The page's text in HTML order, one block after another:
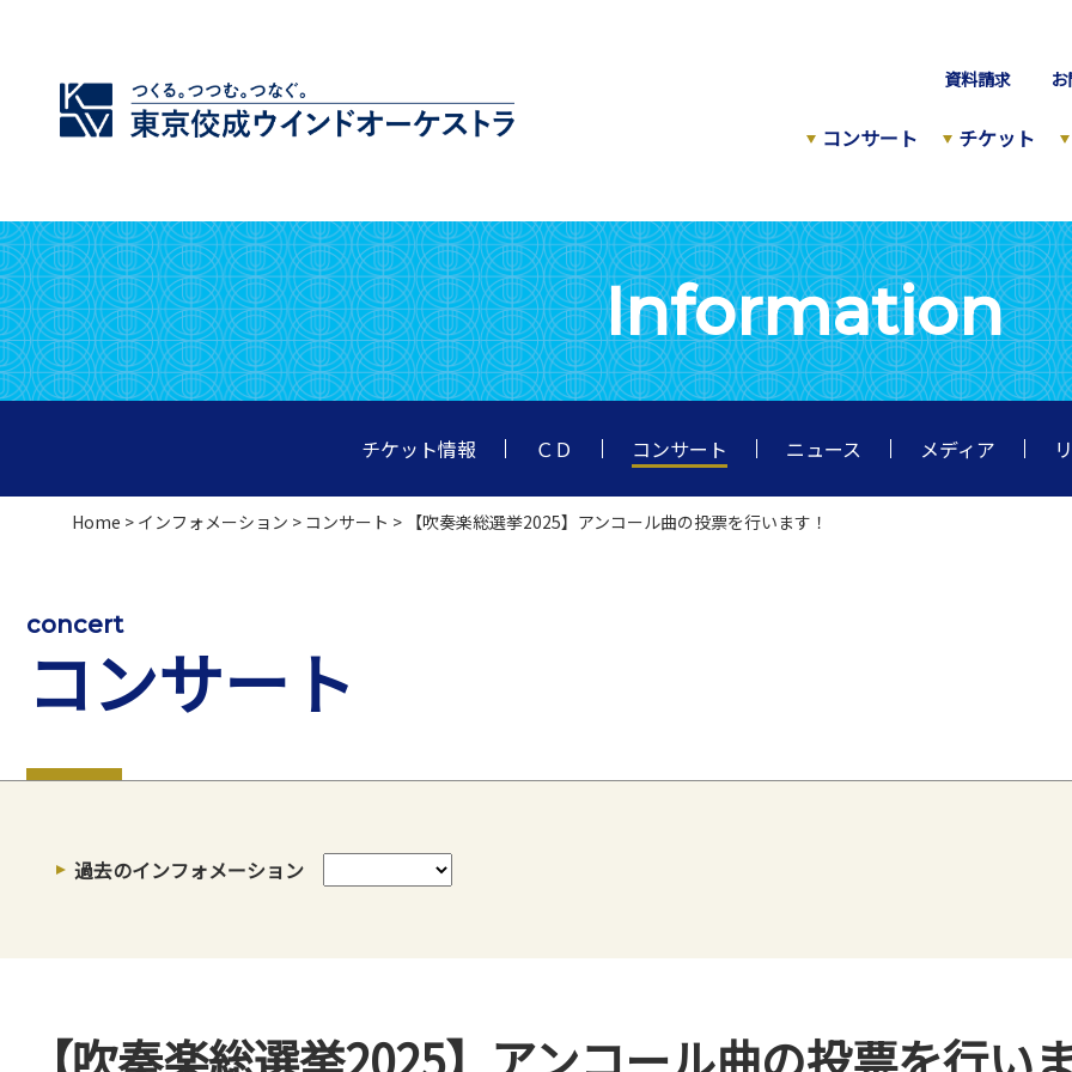
資料請求
コンサート チケット
Information
チケット情報 ＣＤ コンサート ニュース メディア
Home > インフォメーション > コンサート > 【吹奏楽総選挙2025】アンコール曲の投票を行います！
concert
コンサート
過去のインフォメーション